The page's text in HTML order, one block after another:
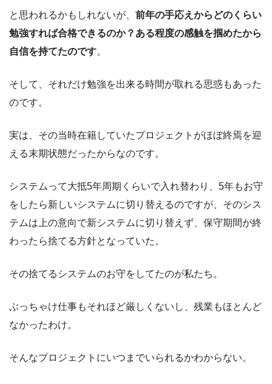
と思われるかもしれないが、 前年の手応えからどのくらい
勉強すれば合格できるのか？ある程度の感触を掴めたから
自信を持てたのです。
そして、それだけ勉強を出来る時間が取れる思惑もあった
のです。
実は、その当時在籍していたプロジェクトがほぼ終焉を迎
える末期状態だったからなのです。
システムって大抵5年周期くらいで入れ替わり、5年もお守
をしたら新しいシステムに切り替えるのですが、そのシス
テムは上の意向で新システムに切り替えず、保守期間が終
わったら捨てる方針となっていた。
その捨てるシステムのお守をしてたのが私たち。
ぶっちゃけ仕事もそれほど厳しくないし、残業もほとんど
なかったわけ。
そんなプロジェクトにいつまでいられるかわからない。